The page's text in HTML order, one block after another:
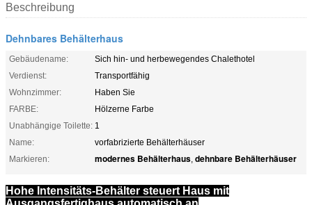
Beschreibung
Dehnbares Behälterhaus
Gebäudename:
Sich hin- und herbewegendes Chalethotel
Verdienst:
Transportfähig
Wohnzimmer:
Haben Sie
FARBE:
Hölzerne Farbe
Unabhängige Toilette: 1
Name:
vorfabrizierte Behälterhäuser
Markieren:
modernes Behälterhaus, dehnbare Behälterhäuser
Hohe Intensitäts-Behälter steuert Haus mit